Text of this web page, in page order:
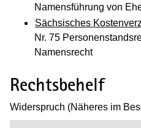
Namensführung von
Sächsisches
Nr. 75
Namensrecht
Rechtsbehelf
Widerspruch (Näheres im